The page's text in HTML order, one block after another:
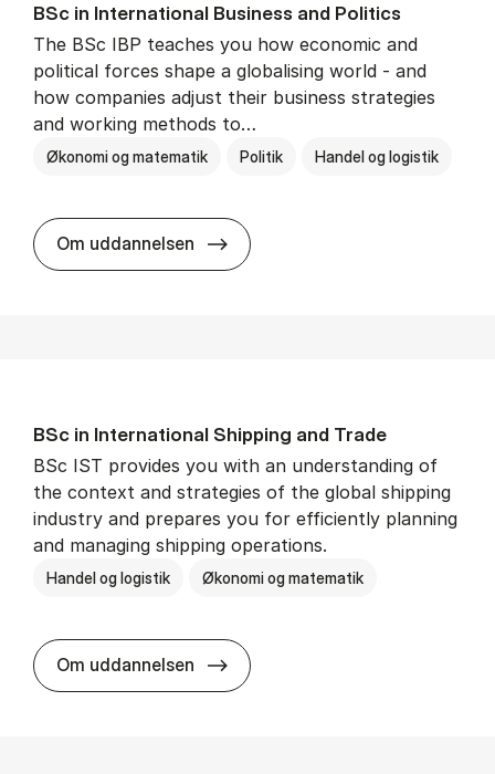
BSc in In­ter­na­tion­al Busi­ness and Polit­ics
The BSc IBP teaches you how economic and
political forces shape a globalising world - and
how companies adjust their business strategies
and working methods to…
Økonomi og matematik Politik Handel og logistik
Om uddannelsen BSc in In­ter­na­tion­al Busi­ness
BSc in In­ter­na­tion­al Ship­ping and Trade
BSc IST provides you with an understanding of
the context and strategies of the global shipping
industry and prepares you for efficiently planning
and managing shipping operations.
Handel og logistik Økonomi og matematik
Om uddannelsen BSc in In­ter­na­tion­al Ship­ping